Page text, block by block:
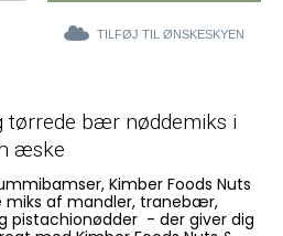
TILFØJ TIL ØNSKESKYEN
tørrede bær nøddemiks i
æske
Kimber Foods Nuts
miks af mandler, tranebær,
pistachionødder - der giver dig